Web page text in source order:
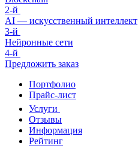
2-й
AI — искусственный интеллект
3-й
Нейронные сети
4-й
Предложить заказ
Портфолио
Прайс-лист
Услуги
Отзывы
Информация
Рейтинг